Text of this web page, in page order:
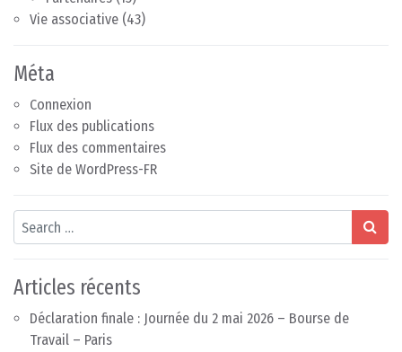
Vie associative (43)
Méta
Connexion
Flux des publications
Flux des commentaires
Site de WordPress-FR
Search
Articles récents
Déclaration finale : Journée du 2 mai 2026 – Bourse de
Travail – Paris